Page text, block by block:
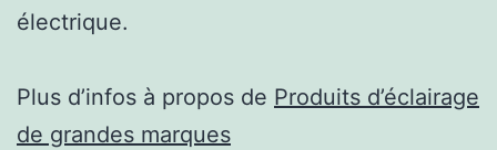
électrique.
Plus d’infos à propos de Produits d’éclairage
de grandes marques